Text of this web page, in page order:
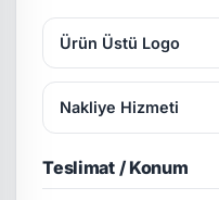
Ürün Üstü Logo
Nakliye Hizmeti
Teslimat / Konum